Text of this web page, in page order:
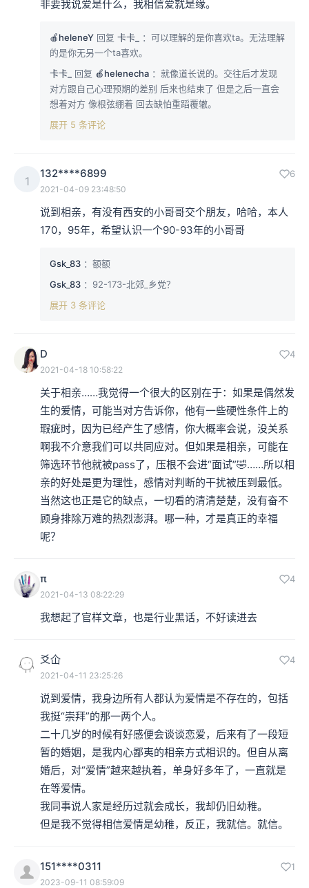
非要我说爱是什么，我相信爱就是缘。
🍎heleneY 回复 卡卡_
：可以理解的是你喜欢ta。无法理解
的是你无另一个ta喜欢。
卡卡_
回复 🍎helenecha ：就像道长说的。交往后才发现
对方跟自己心理预期的差别 后来也结束了 但是之后一直会
想着对方 像根弦绷着 回去缺怕重蹈覆辙。
展开 5 条评论
1
132****6899 6
2021-04-09 23:48:50
说到相亲，有没有西安的小哥哥交个朋友，哈哈，本人
170，95年，希望认识一个90-93年的小哥哥
Gsk_83 ：额额
Gsk_83 ：92-173-北郊_乡党？
展开 3 条评论
D 4
2021-04-18 10:58:22
关于相亲……我觉得一个很大的区别在于：如果是偶然发
生的爱情，可能当对方告诉你，他有一些硬性条件上的
瑕疵时，因为已经产生了感情，你大概率会说，没关系
啊我不介意我们可以共同应对。但如果是相亲，可能在
筛选环节他就被pass了，压根不会进“面试”🤣……所以相
亲的好处是更为理性，感情对判断的干扰被压到最低。
当然这也正是它的缺点，一切看的清清楚楚，没有奋不
顾身排除万难的热烈澎湃。哪一种，才是真正的幸福
呢？
π 4
2021-04-13 08:22:29
我想起了官样文章，也是行业黑话，不好读进去
爻仚 4
2021-04-11 23:25:26
说到爱情，我身边所有人都认为爱情是不存在的，包括
我挺“崇拜”的那一两个人。
二十几岁的时候有好感便会谈谈恋爱，后来有了一段短
暂的婚姻，是我内心鄙夷的相亲方式相识的。但自从离
婚后，对“爱情”越来越执着，单身好多年了，一直就是
在等爱情。
我同事说人家是经历过就会成长，我却仍旧幼稚。
但是我不觉得相信爱情是幼稚，反正，我就信。就信。
151****0311 1
2023-09-11 08:59:09